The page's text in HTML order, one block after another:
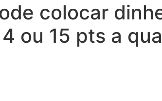
colocar
ou 15 pts a